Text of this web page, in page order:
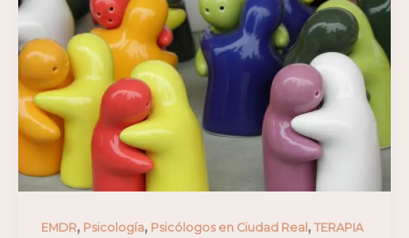
EMDR, Psicología, Psicólogos en Ciudad Real, TERAPIA